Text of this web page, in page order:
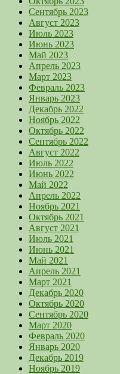
Сентябрь 2023
Август 2023
Июль 2023
Июнь 2023
Май 2023
Апрель 2023
Март 2023
Февраль 2023
Январь 2023
Декабрь 2022
Ноябрь 2022
Октябрь 2022
Сентябрь 2022
Август 2022
Июль 2022
Июнь 2022
Май 2022
Апрель 2022
Ноябрь 2021
Октябрь 2021
Август 2021
Июль 2021
Июнь 2021
Май 2021
Апрель 2021
Март 2021
Декабрь 2020
Октябрь 2020
Сентябрь 2020
Март 2020
Февраль 2020
Январь 2020
Декабрь 2019
Ноябрь 2019